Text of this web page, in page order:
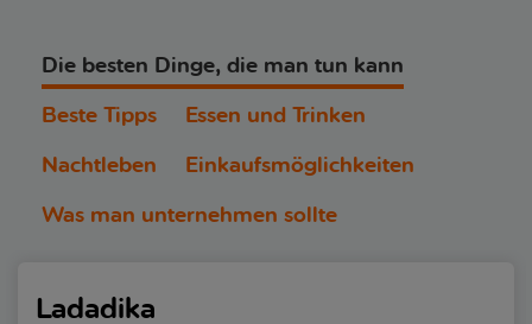
Die besten Dinge, die man tun kann
Beste Tipps
Essen und Trinken
Nachtleben
Einkaufsmöglichkeiten
Was man unternehmen sollte
Ladadika